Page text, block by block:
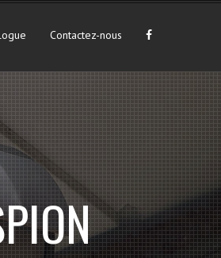
Contactez-nous